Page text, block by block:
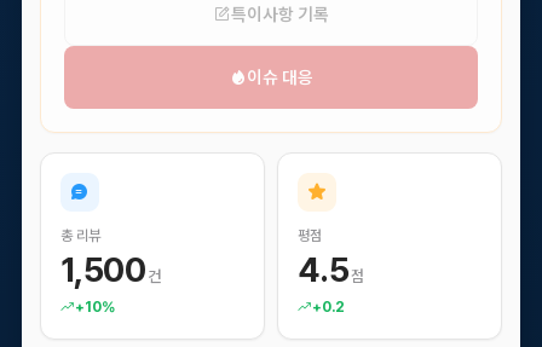
도입 문의
담당 매니저가 빠르게 답변드립니다.
스냅푸시AI 스냅리뷰
스냅큐 스냅핏
특이사항 기록
이슈 대응
총 리뷰
1,500 건
+10%
평점
4.5 점
+0.2